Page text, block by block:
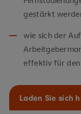
gestärkt
wie sich der
effektiv für
Laden Sie sich